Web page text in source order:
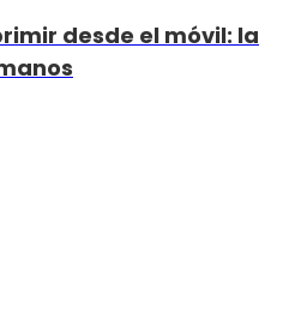
desde el móvil: la